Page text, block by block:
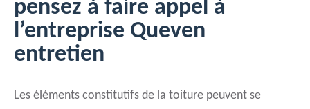
pensez à faire appel à
l’entreprise Queven
entretien
Les éléments constitutifs de la toiture peuvent se